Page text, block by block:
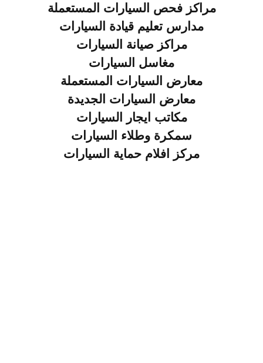
مراكز فحص السيارات المستعملة
مدارس تعليم قيادة السيارات
مراكز صيانة السيارات
مغاسل السيارات
معارض السيارات المستعملة
معارض السيارات الجديدة
مكاتب ايجار السيارات
سمكرة وطلاء السيارات
مركز افلام حماية السيارات